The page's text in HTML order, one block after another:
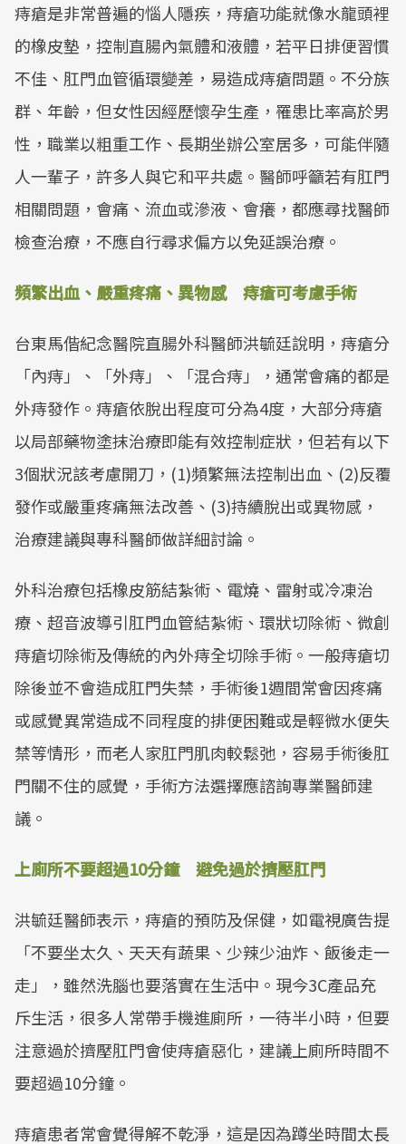
痔瘡是非常普遍的惱人隱疾，痔瘡功能就像水龍頭裡
的橡皮墊，控制直腸內氣體和液體，若平日排便習慣
不佳、肛門血管循環變差，易造成痔瘡問題。不分族
群、年齡，但女性因經歷懷孕生產，罹患比率高於男
性，職業以粗重工作、長期坐辦公室居多，可能伴隨
人一輩子，許多人與它和平共處。醫師呼籲若有肛門
相關問題，會痛、流血或滲液、會癢，都應尋找醫師
檢查治療，不應自行尋求偏方以免延誤治療。
頻繁出血、嚴重疼痛、異物感 痔瘡可考慮手術
台東馬偕紀念醫院直腸外科醫師洪毓廷說明，痔瘡分
「內痔」、「外痔」、「混合痔」，通常會痛的都是
外痔發作。痔瘡依脫出程度可分為4度，大部分痔瘡
以局部藥物塗抹治療即能有效控制症狀，但若有以下
3個狀況該考慮開刀，(1)頻繁無法控制出血、(2)反覆
發作或嚴重疼痛無法改善、(3)持續脫出或異物感，
治療建議與專科醫師做詳細討論。
外科治療包括橡皮筋結紮術、電燒、雷射或冷凍治
療、超音波導引肛門血管結紮術、環狀切除術、微創
痔瘡切除術及傳統的內外痔全切除手術。一般痔瘡切
除後並不會造成肛門失禁，手術後1週間常會因疼痛
或感覺異常造成不同程度的排便困難或是輕微水便失
禁等情形，而老人家肛門肌肉較鬆弛，容易手術後肛
門關不住的感覺，手術方法選擇應諮詢專業醫師建
議。
上廁所不要超過10分鐘 避免過於擠壓肛門
洪毓廷醫師表示，痔瘡的預防及保健，如電視廣告提
「不要坐太久、天天有蔬果、少辣少油炸、飯後走一
走」，雖然洗腦也要落實在生活中。現今3C產品充
斥生活，很多人常帶手機進廁所，一待半小時，但要
注意過於擠壓肛門會使痔瘡惡化，建議上廁所時間不
要超過10分鐘。
痔瘡患者常會覺得解不乾淨，這是因為蹲坐時間太長